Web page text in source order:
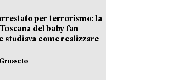
per terrorismo: la
del baby fan
studiava come realizzare